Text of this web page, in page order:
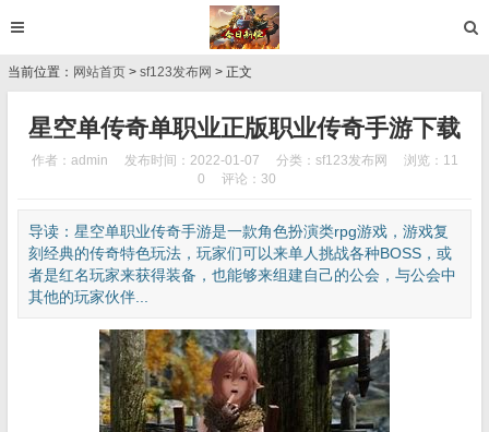
当前位置： 网站首页 > sf123发布网 > 正文
星空单传奇单职业正版职业传奇手游下载
作者：admin 发布时间：2022-01-07 分类： sf123发布网
浏览：11
0
评论：30
导读：星空单职业传奇手游是一款角色扮演类rpg游戏，游戏复
刻经典的传奇特色玩法，玩家们可以来单人挑战各种BOSS，或
者是红名玩家来获得装备，也能够来组建自己的公会，与公会中
其他的玩家伙伴...